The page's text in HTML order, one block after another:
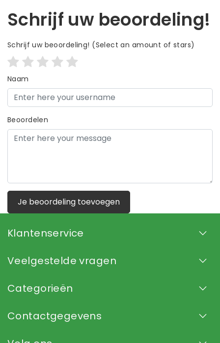
Schrijf uw beoordeling!
Schrijf uw beoordeling! (Select an amount of stars)
Naam
Beoordelen
Je beoordeling toevoegen
Klantenservice
Veelgestelde vragen
Categorieën
Contactgegevens